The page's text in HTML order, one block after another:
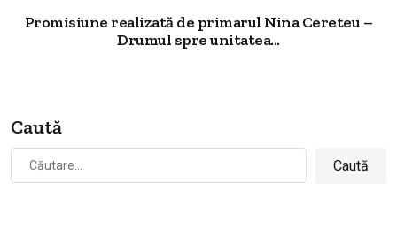
Promisiune realizată de primarul Nina Cereteu –
Drumul spre unitatea...
Caută
Caută
după: